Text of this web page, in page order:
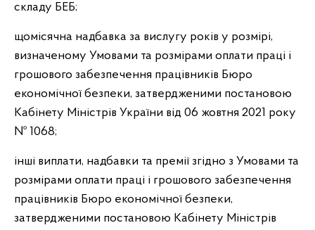
складу БЕБ;
щомісячна надбавка за вислугу років у розмірі,
визначеному Умовами та розмірами оплати праці і
грошового забезпечення працівників Бюро
економічної безпеки, затвердженими постановою
Кабінету Міністрів України від 06 жовтня 2021 року
№ 1068;
інші виплати, надбавки та премії згідно з Умовами та
розмірами оплати праці і грошового забезпечення
працівників Бюро економічної безпеки,
затвердженими постановою Кабінету Міністрів